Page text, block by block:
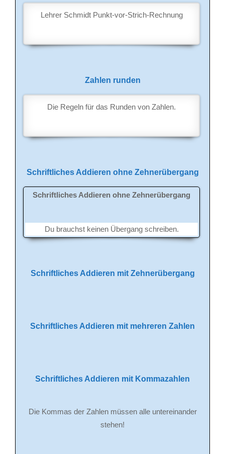
Lehrer Schmidt Punkt-vor-Strich-Rechnung
Zahlen runden
Die Regeln für das Runden von Zahlen.
Schriftliches Addieren ohne Zehnerübergang
Schriftliches Addieren ohne Zehnerübergang
Du brauchst keinen Übergang schreiben.
Schriftliches Addieren mit Zehnerübergang
Schriftliches Addieren mit mehreren Zahlen
Schriftliches Addieren mit Kommazahlen
Die Kommas der Zahlen müssen alle untereinander
stehen!